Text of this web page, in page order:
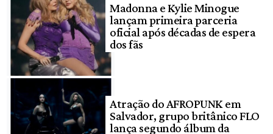
Madonna e Kylie Minogue
lançam primeira parceria
oficial após décadas de espera
dos fãs
Atração do AFROPUNK em
Salvador, grupo britânico FLO
lança segundo álbum da